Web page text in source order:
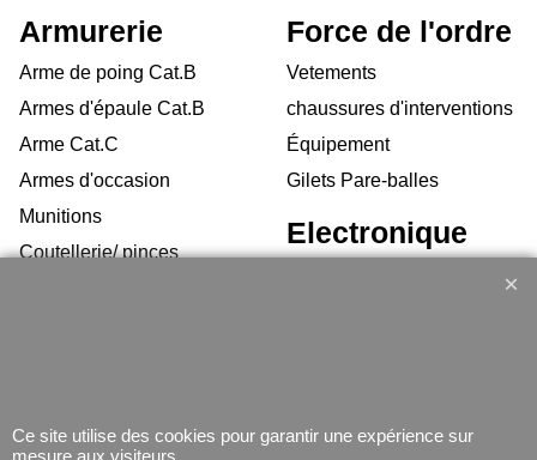
Armurerie
Arme de poing Cat.B
Armes d'épaule Cat.B
Arme Cat.C
Armes d'occasion
Munitions
Coutellerie/ pinces
Force de l'ordre
Vetements
chaussures d'interventions
Équipement
Gilets Pare-balles
Electronique
Ce site utilise des cookies pour garantir une expérience sur